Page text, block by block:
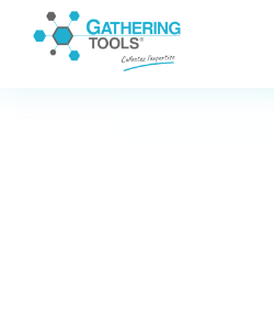
Panneau de gestion des cookies